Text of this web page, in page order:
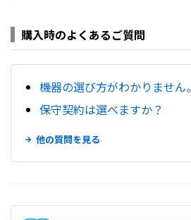
購入時のよくあるご質問
機器の選び方がわかりません。
保守契約は選べますか？
他の質問を見る